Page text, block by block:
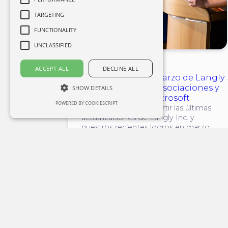
Noticia
Actualización de marzo de Langly
Inc.: lanzamiento, asociaciones y
financiación de Microsoft
Nos complace compartir las últimas
actualizaciones de Langly Inc. y
nuestros recientes logros en marzo.
TARGETING
FUNCTIONALITY
UNCLASSIFIED
ACCEPT ALL DECLINE ALL
SHOW DETAILS
POWERED BY COOKIESCRIPT